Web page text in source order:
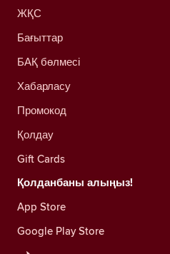
ЖҚС
Бағыттар
БАҚ бөлмесі
Хабарласу
Промокод
Қолдау
Gift Cards
Қолданбаны алыңыз!
App Store
Google Play Store